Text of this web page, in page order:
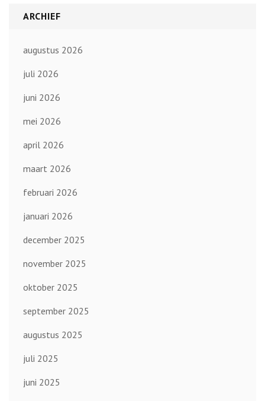
ARCHIEF
augustus 2026
juli 2026
juni 2026
mei 2026
april 2026
maart 2026
februari 2026
januari 2026
december 2025
november 2025
oktober 2025
september 2025
augustus 2025
juli 2025
juni 2025